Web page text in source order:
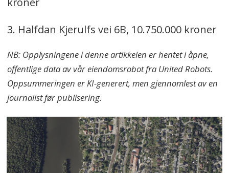
3. Halfdan Kjerulfs vei 6B, 10.750.000 kroner
NB: Opplysningene i denne artikkelen er hentet i åpne,
offentlige data av vår eiendomsrobot fra United Robots.
Oppsummeringen er KI-generert, men gjennomlest av en
journalist før publisering.